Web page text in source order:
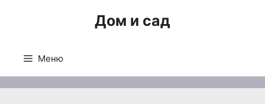
Дом и сад
Меню